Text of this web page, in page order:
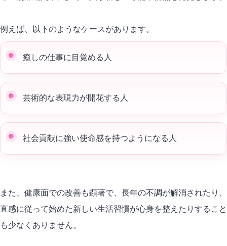
例えば、以下のようなケースがあります。
癒しの仕事に目覚める人
芸術的な表現力が開花する人
社会貢献に強い使命感を持つようになる人
また、健康面での改善も顕著で、長年の不調が解消されたり、
直感に従って始めた新しい生活習慣が心身を整えたりすること
も少なくありません。